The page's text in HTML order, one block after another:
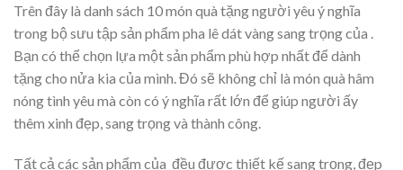
Trên đây là danh sách 10 món quà tặng người yêu ý nghĩa
trong bộ sưu tập sản phẩm pha lê dát vàng sang trọng của .
Bạn có thể chọn lựa một sản phẩm phù hợp nhất để dành
tặng cho nửa kia của mình. Đó sẽ không chỉ là món quà hâm
nóng tình yêu mà còn có ý nghĩa rất lớn để giúp người ấy
thêm xinh đẹp, sang trọng và thành công.
Tất cả các sản phẩm của đều được thiết kế sang trọng, đẹp